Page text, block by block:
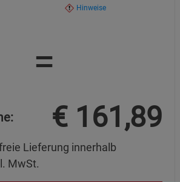
Hinweise
=
€ 161,89
Lieferung innerhalb
MwSt.